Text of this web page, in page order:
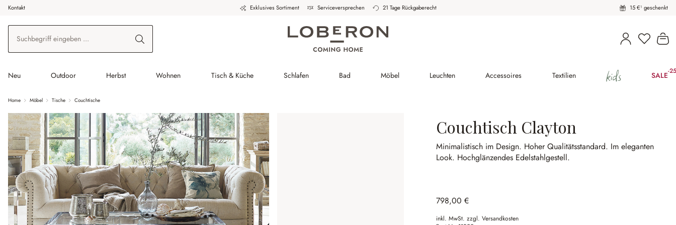
Hauptinhalt springen
Zur Suche springen
Zur Hauptnavigation springen
Kontakt Exklusives Sortiment Serviceversprechen 21 Tage Rückgaberecht 15 €¹ geschenkt
Neu Outdoor Herbst Wohnen Tisch & Küche Schlafen Bad Möbel Leuchten Accessoires Textilien kids SALE-
Home Möbel Tische Couchtische
Couchtisch Clayton
Minimalistisch im Design. Hoher Qualitätsstandard. Im eleganten
Look. Hochglänzendes Edelstahlgestell.
798,00 €
inkl. MwSt. zzgl. Versandkosten